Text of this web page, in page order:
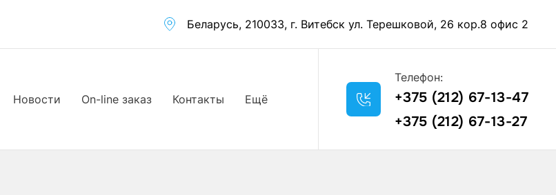
Беларусь, 210033, г. Витебск ул. Терешковой, 26 кор.8 офис 2
Новости On-line заказ Контакты Ещё
Телефон:
+375 (212) 67-13-47
+375 (212) 67-13-27